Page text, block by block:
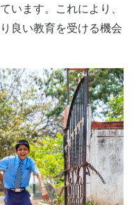
います。これにより、
良い教育を受ける機会